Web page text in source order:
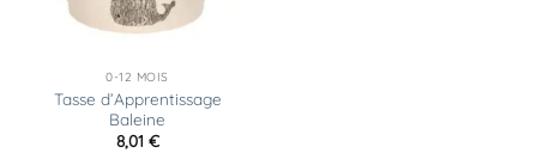
0-12 MOIS
Tasse d’Apprentissage
Baleine
8,01 €